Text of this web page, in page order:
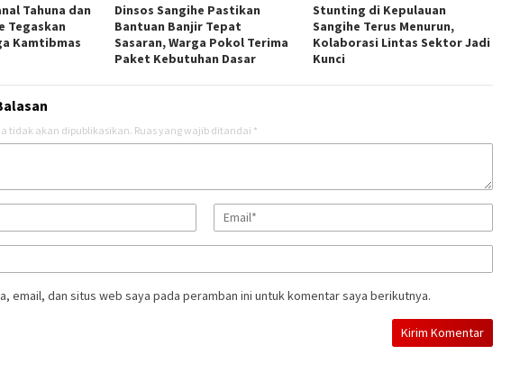
Tahuna dan
Tegaskan
Kamtibmas
Dinsos Sangihe Pastikan
Bantuan Banjir Tepat
Sasaran, Warga Pokol Terima
Paket Kebutuhan Dasar
Stunting di Kepulauan
Sangihe Terus Menurun,
Kolaborasi Lintas Sektor Jadi
Kunci
tidak akan dipublikasikan. Ruas yang wajib ditandai *
email, dan situs web saya pada peramban ini untuk komentar saya berikutnya.